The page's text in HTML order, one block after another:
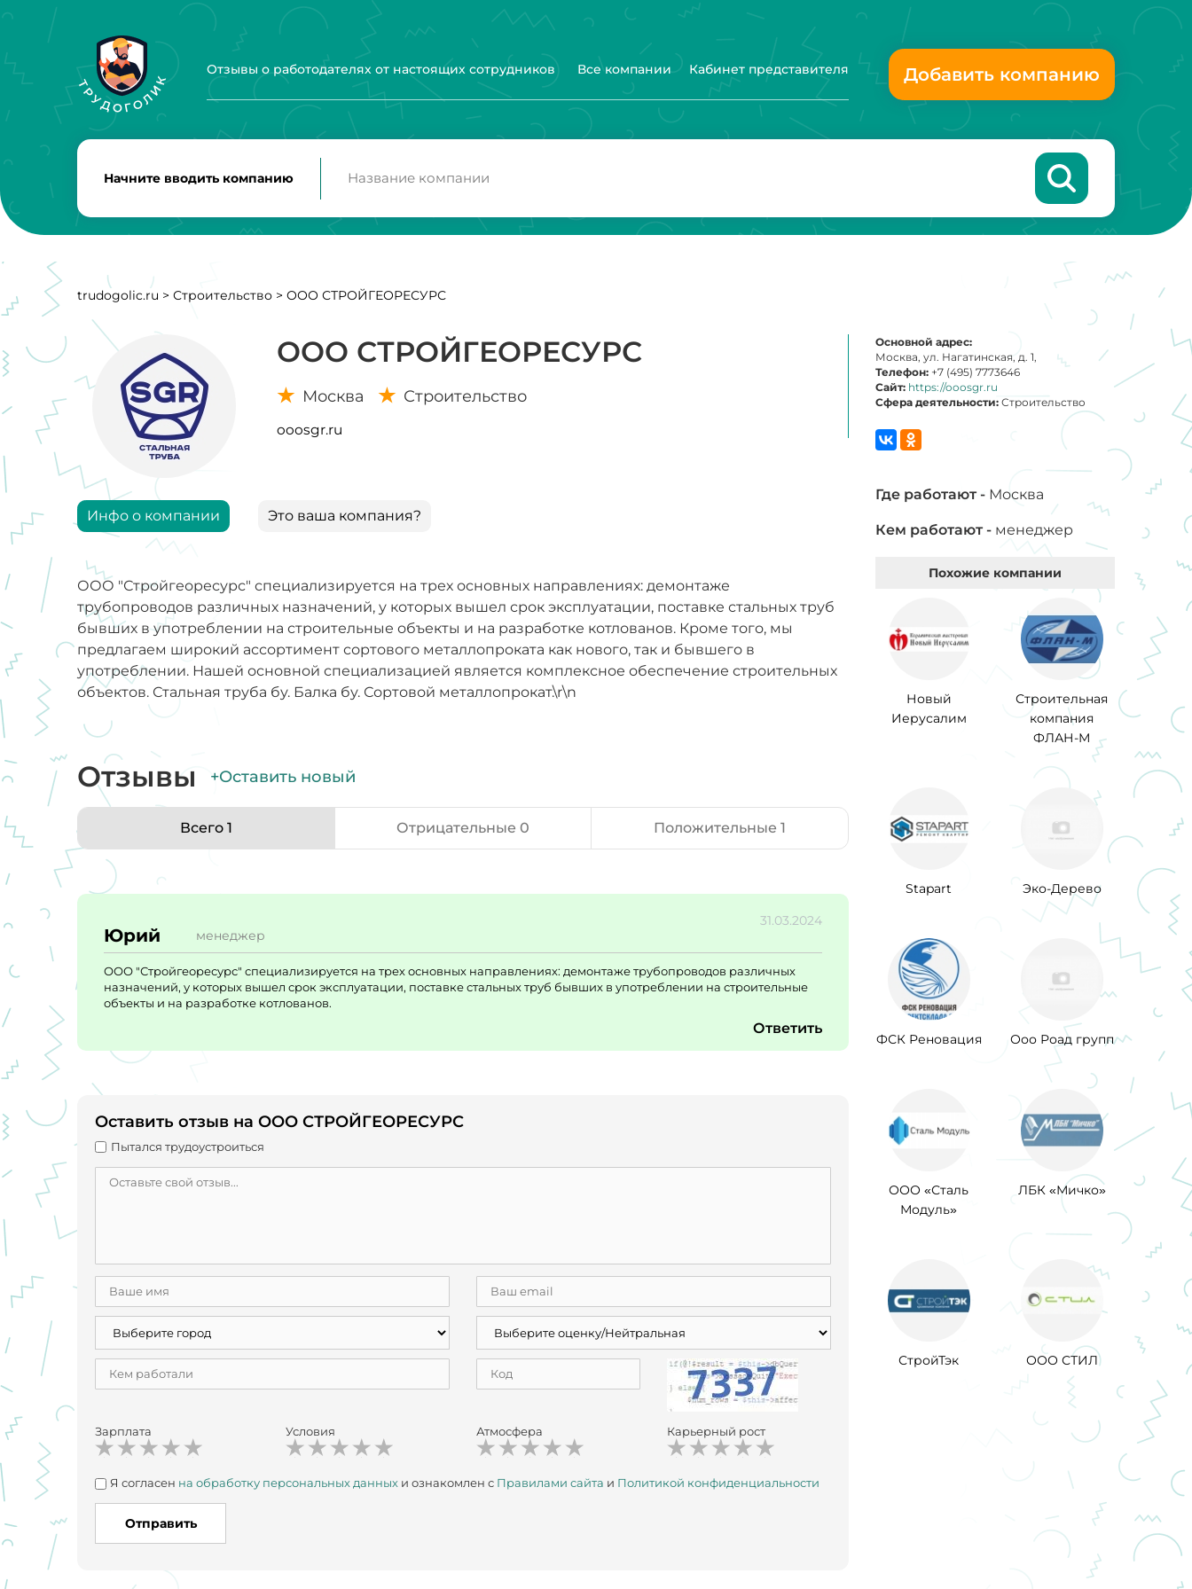
Отзывы о работодателях от настоящих сотрудников Все компании Кабинет представителя Добавить компанию
Начните вводить компанию
trudogolic.ru > Строительство > ООО СТРОЙГЕОРЕСУРС
ООО СТРОЙГЕОРЕСУРС
Москва Строительство
ooosgr.ru
Инфо о компании Это ваша компания?
ООО "Стройгеоресурс" специализируется на трех основных направлениях: демонтаже
трубопроводов различных назначений, у которых вышел срок эксплуатации, поставке стальных труб
бывших в употреблении на строительные объекты и на разработке котлованов. Кроме того, мы
предлагаем широкий ассортимент сортового металлопроката как нового, так и бывшего в
употреблении. Нашей основной специализацией является комплексное обеспечение строительных
объектов. Стальная труба бу. Балка бу. Сортовой металлопрокат.\r\n
Отзывы +Оставить новый
Всего 1 Отрицательные 0 Положительные 1
31.03.2024
Юрий менеджер
ООО "Стройгеоресурс" специализируется на трех основных направлениях: демонтаже трубопроводов различных
назначений, у которых вышел срок эксплуатации, поставке стальных труб бывших в употреблении на строительные
объекты и на разработке котлованов.
Ответить
Оставить отзыв на ООО СТРОЙГЕОРЕСУРС
Пытался трудоустроиться
Зарплата Условия Атмосфера Карьерный рост
Я согласен на обработку персональных данных и ознакомлен с Правилами сайта и Политикой конфиденциальности
Отправить
Основной адрес:
Москва, ул. Нагатинская, д. 1,
Телефон: +7 (495) 7773646
Сайт: https://ooosgr.ru
Сфера деятельности: Строительство
Где работают - Москва
Кем работают - менеджер
Похожие компании
Новый
Иерусалим
Строительная
компания
ФЛАН-М
Stapart Эко-Дерево
ФСК Реновация Ооо Роад групп
ООО «Сталь
Модуль»
ЛБК «Мичко»
СтройТэк ООО СТИЛ